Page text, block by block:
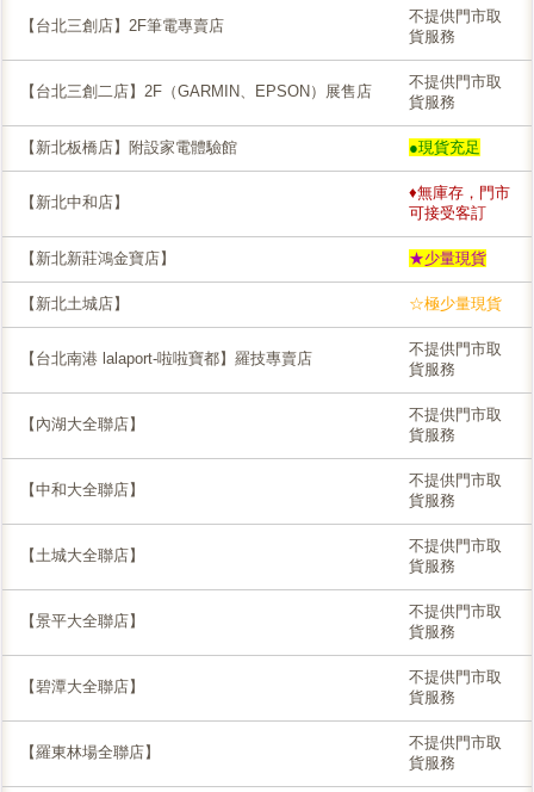
【台北三創店】2F筆電專賣店
不提供門市取
貨服務
【台北三創二店】2F（GARMIN、EPSON）展售店
不提供門市取
貨服務
【新北板橋店】附設家電體驗館 ●現貨充足
【新北中和店】
♦無庫存，門市
可接受客訂
【新北新莊鴻金寶店】 ★少量現貨
【新北土城店】 ☆極少量現貨
【台北南港 lalaport-啦啦寶都】羅技專賣店
不提供門市取
貨服務
【內湖大全聯店】
不提供門市取
貨服務
【中和大全聯店】
不提供門市取
貨服務
【土城大全聯店】
不提供門市取
貨服務
【景平大全聯店】
不提供門市取
貨服務
【碧潭大全聯店】
不提供門市取
貨服務
【羅東林場全聯店】
不提供門市取
貨服務